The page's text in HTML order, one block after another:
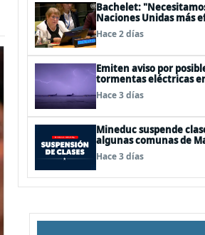
Bachelet:
Naciones Unidas más
cercanas a las personas"
Hace 2 días
Emiten aviso por
tormentas eléctricas
de Los Lagos y Aysén
Hace 3 días
Mineduc suspende
algunas comunas de
y La Araucanía para
Hace 3 días